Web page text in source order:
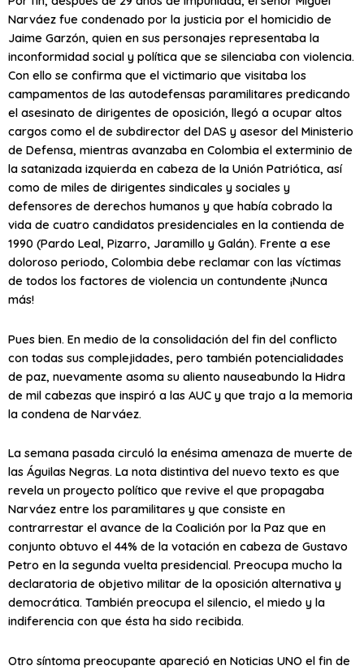
Narváez fue condenado por la justicia por el homicidio de
Jaime Garzón, quien en sus personajes representaba la
inconformidad social y política que se silenciaba con violencia.
Con ello se confirma que el victimario que visitaba los
campamentos de las autodefensas paramilitares predicando
el asesinato de dirigentes de oposición, llegó a ocupar altos
cargos como el de subdirector del DAS y asesor del Ministerio
de Defensa, mientras avanzaba en Colombia el exterminio de
la satanizada izquierda en cabeza de la Unión Patriótica, así
como de miles de dirigentes sindicales y sociales y
defensores de derechos humanos y que había cobrado la
vida de cuatro candidatos presidenciales en la contienda de
1990 (Pardo Leal, Pizarro, Jaramillo y Galán). Frente a ese
doloroso periodo, Colombia debe reclamar con las víctimas
de todos los factores de violencia un contundente ¡Nunca
más!
Pues bien. En medio de la consolidación del fin del conflicto
con todas sus complejidades, pero también potencialidades
de paz, nuevamente asoma su aliento nauseabundo la Hidra
de mil cabezas que inspiró a las AUC y que trajo a la memoria
la condena de Narváez.
La semana pasada circuló la enésima amenaza de muerte de
las Águilas Negras. La nota distintiva del nuevo texto es que
revela un proyecto político que revive el que propagaba
Narváez entre los paramilitares y que consiste en
contrarrestar el avance de la Coalición por la Paz que en
conjunto obtuvo el 44% de la votación en cabeza de Gustavo
Petro en la segunda vuelta presidencial. Preocupa mucho la
declaratoria de objetivo militar de la oposición alternativa y
democrática. También preocupa el silencio, el miedo y la
indiferencia con que ésta ha sido recibida.
Otro síntoma preocupante apareció en Noticias UNO el fin de